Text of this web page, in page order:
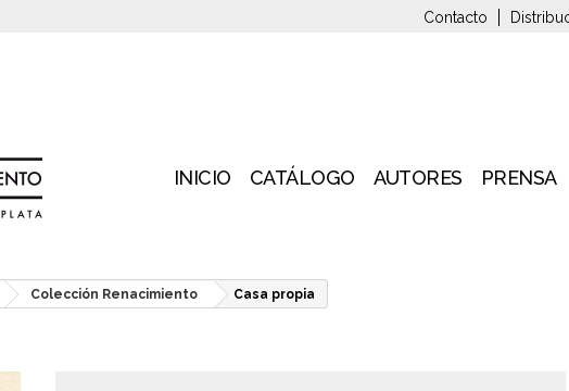
Contacto
INICIO CATÁLOGO AUTORES PRENSA
Colección Renacimiento Casa propia